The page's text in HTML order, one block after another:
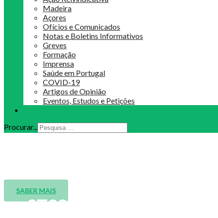
Madeira
Açores
Ofícios e Comunicados
Notas e Boletins Informativos
Greves
Formação
Imprensa
Saúde em Portugal
COVID-19
Artigos de Opinião
Eventos, Estudos e Petições
Procurar...
SABER MAIS
mySTSS já disponível em